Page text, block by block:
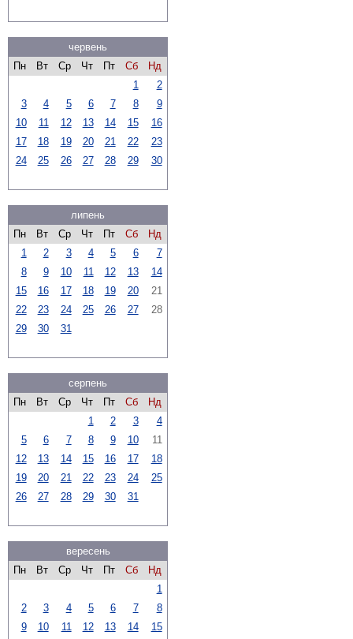
червень
Пн
Вт Ср Чт Пт Сб
Нд
1
2
3
4 5 6 7 8
9
10
11 12 13 14 15
16
17
18 19 20 21 22
23
24
25 26 27 28 29 30
липень
Пн
Вт Ср Чт Пт Сб
Нд
1
2 3 4 5 6
7
8
9 10 11 12 13
14
15
16 17 18 19 20
21
22
23 24 25 26 27
28
29
30 31
серпень
Пн
Вт Ср Чт Пт Сб
Нд
1
2 3
4
5
6 7 8 9 10
11
12
13 14 15 16 17
18
19
20 21 22 23 24
25
26
27 28 29 30 31
вересень
Пн
Вт Ср Чт Пт Сб
Нд
1
2
3 4 5 6 7
8
9
10 11 12 13 14
15